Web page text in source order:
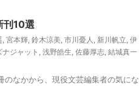
刊10選
, 宮本輝, 鈴木涼美, 市川憂人 , 新川帆立, 伊
ジャット , 浅野皓生, 佐藤厚志, 結城真一
なかから、現役文芸編集者の気にな